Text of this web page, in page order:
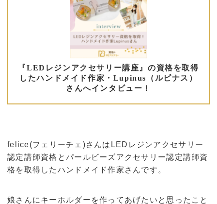
felice(フェリーチェ)さんはLEDレジンアクセサリー
認定講師資格とパールビーズアクセサリー認定講師資
格を取得したハンドメイド作家さんです。
娘さんにキーホルダーを作ってあげたいと思ったこと